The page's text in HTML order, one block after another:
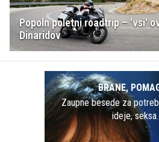
Popoln poletni roadtrip – 'vsi'
Dinaridov
BRANE,
Zaupne besede za
ideje, seksa.